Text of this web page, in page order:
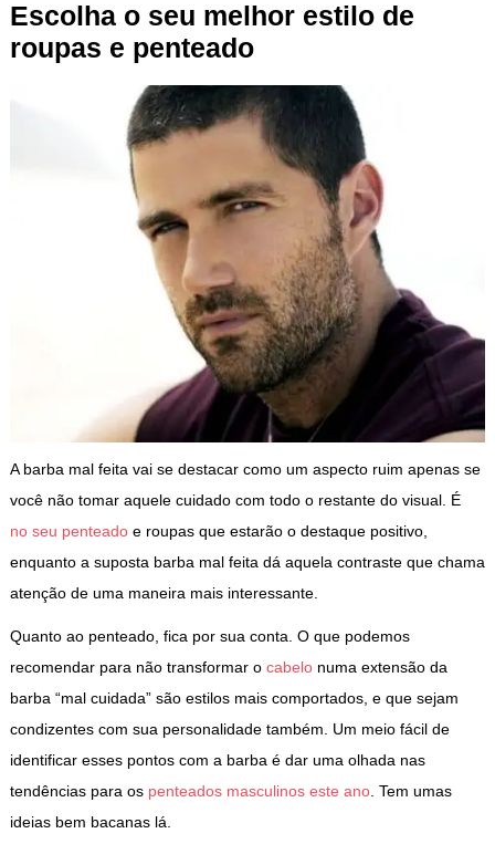
Escolha o seu melhor estilo de
roupas e penteado
A barba mal feita vai se destacar como um aspecto ruim apenas se
você não tomar aquele cuidado com todo o restante do visual. É
no seu penteadoe roupas que estarão o destaque positivo,
enquanto a suposta barba mal feita dá aquela contraste que chama
atenção de uma maneira mais interessante.
Quanto ao penteado, fica por sua conta. O que podemos
recomendar para não transformar o cabelonuma extensão da
barba “mal cuidada” são estilos mais comportados, e que sejam
condizentes com sua personalidade também. Um meio fácil de
identificar esses pontos com a barba é dar uma olhada nas
tendências para os penteados masculinos este ano. Tem umas
ideias bem bacanas lá.